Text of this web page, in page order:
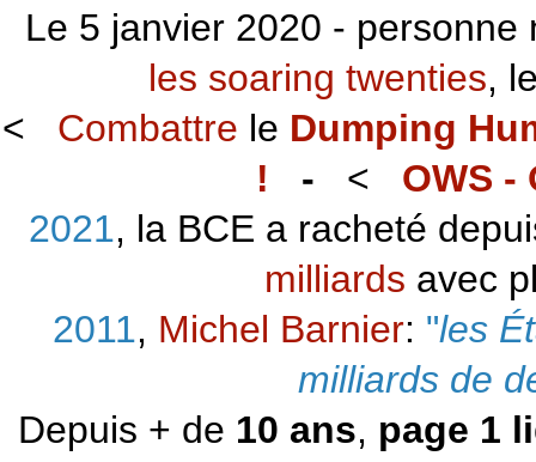
Le 5 janvier 2020 -
les soaring twenties,
< Combattre le Dumping
! - < OWS -
2021, la BCE a racheté
milliards avec
2011, Michel Barnier: "les
milliards de
Depuis + de 10 ans, page 1